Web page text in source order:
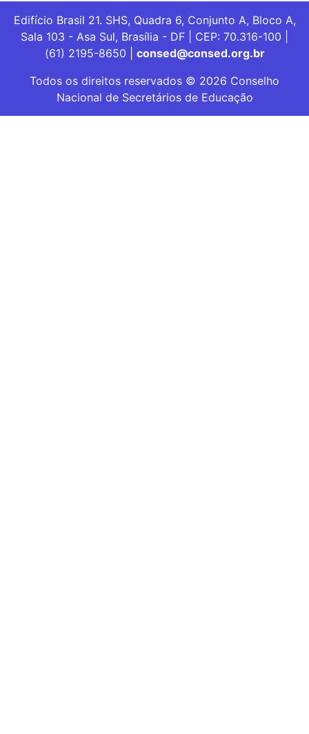
Edifício Brasil 21. SHS, Quadra 6, Conjunto A, Bloco A,
Sala 103 - Asa Sul, Brasília - DF | CEP: 70.316-100 |
(61) 2195-8650 | consed@consed.org.br
Todos os direitos reservados © 2026 Conselho
Nacional de Secretários de Educação